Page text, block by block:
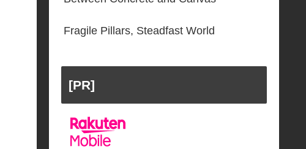
Fragile Pillars, Steadfast World
[PR]